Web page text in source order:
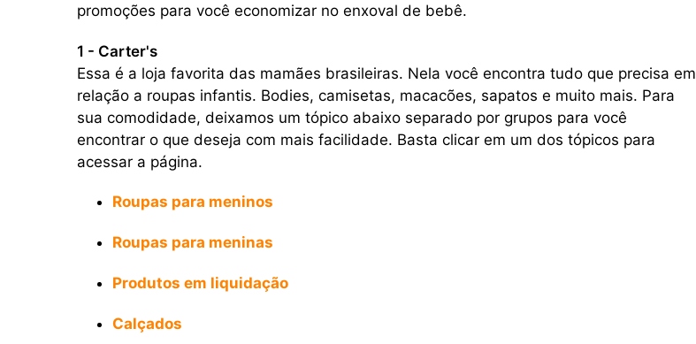
promoções para você economizar no enxoval de bebê.
1 - Carter's
Essa é a loja favorita das mamães brasileiras. Nela você encontra tudo que precisa em
relação a roupas infantis. Bodies, camisetas, macacões, sapatos e muito mais. Para
sua comodidade, deixamos um tópico abaixo separado por grupos para você
encontrar o que deseja com mais facilidade. Basta clicar em um dos tópicos para
acessar a página.
Roupas para meninos
Roupas para meninas
Produtos em liquidação
Calçados